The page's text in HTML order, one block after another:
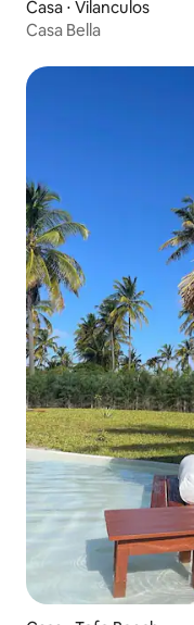
Casa ⋅ Vilanculos
Casa Bella